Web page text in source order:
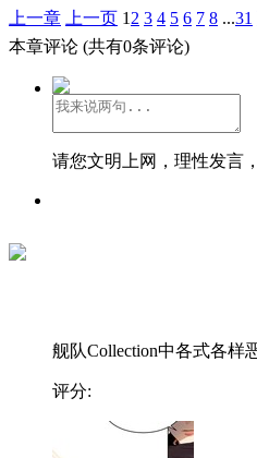
上一章
上一页 1 2 3 4 5 6 7 8 ...31
本章评论 (共有0条评论)
请您文明上网，理性发言
舰队Collection中各式各样
评分: